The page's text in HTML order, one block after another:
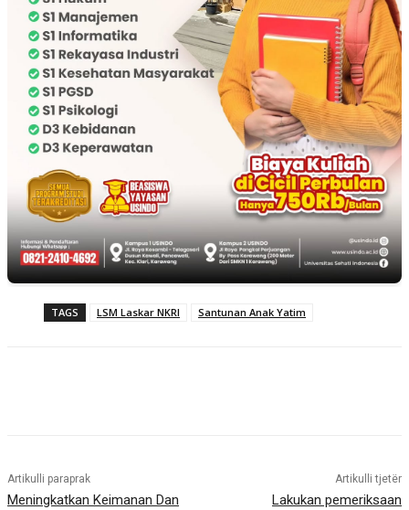
TAGS LSM Laskar NKRI Santunan Anak Yatim
Artikulli paraprak
Meningkatkan Keimanan Dan
Artikulli tjetër
Lakukan pemeriksaan